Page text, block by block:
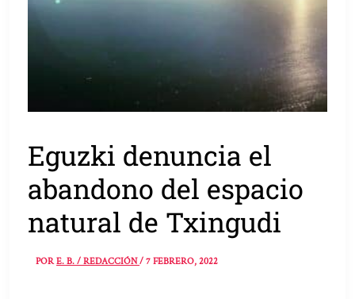
Eguzki denuncia el
abandono del espacio
natural de Txingudi
PORE. B. / REDACCIÓN/7 FEBRERO, 2022